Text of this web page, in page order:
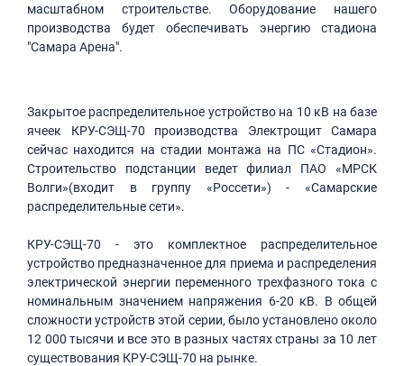
масштабном строительстве. Оборудование нашего
производства будет обеспечивать энергию стадиона
"Самара Арена".
Закрытое распределительное устройство на 10 кВ на базе
ячеек КРУ-СЭЩ-70 производства Электрощит Самара
сейчас находится на стадии монтажа на ПС «Стадион».
Строительство подстанции ведет филиал ПАО «МРСК
Волги»(входит в группу «Россети») - «Самарские
распределительные сети».
КРУ-СЭЩ-70 - это комплектное распределительное
устройство предназначенное для приема и распределения
электрической энергии переменного трехфазного тока с
номинальным значением напряжения 6-20 кВ. В общей
сложности устройств этой серии, было установлено около
12 000 тысячи и все это в разных частях страны за 10 лет
существования КРУ-СЭЩ-70 на рынке.